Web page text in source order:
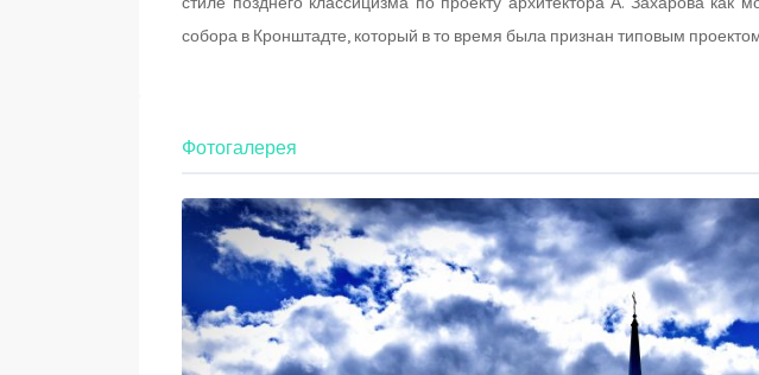
собора в Кронштадте, который в то время была признан типовым
Фотогалерея